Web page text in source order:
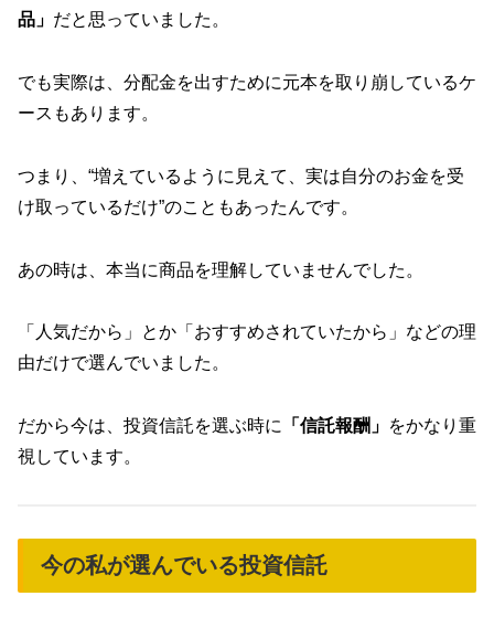
品」 だと思っていました。
でも実際は、分配金を出すために元本を取り崩しているケ
ースもあります。
つまり、“増えているように見えて、実は自分のお金を受
け取っているだけ”のこともあったんです。
あの時は、本当に商品を理解していませんでした。
「人気だから」とか「おすすめされていたから」などの理
由だけで選んでいました。
だから今は、投資信託を選ぶ時に 「信託報酬」 をかなり重
視しています。
今の私が選んでいる投資信託